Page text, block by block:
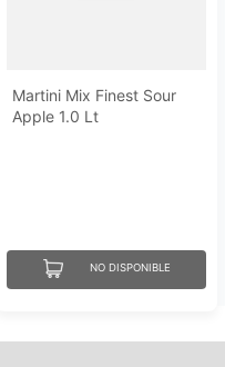
Martini Mix Finest Sour
Apple 1.0 Lt
NO DISPONIBLE